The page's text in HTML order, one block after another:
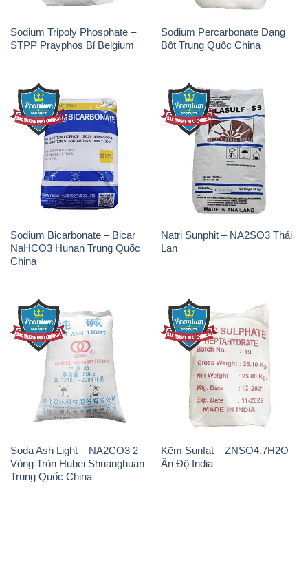
Sodium Tripoly Phosphate –
STPP Prayphos Bỉ Belgium
Sodium Percarbonate Dạng
Bột Trung Quốc China
Sodium Bicarbonate – Bicar
NaHCO3 Hunan Trung Quốc
China
Natri Sunphit – NA2SO3 Thái
Lan
Soda Ash Light – NA2CO3 2
Vòng Tròn Hubei Shuanghuan
Trung Quốc China
Kẽm Sunfat – ZNSO4.7H2O
Ấn Độ India